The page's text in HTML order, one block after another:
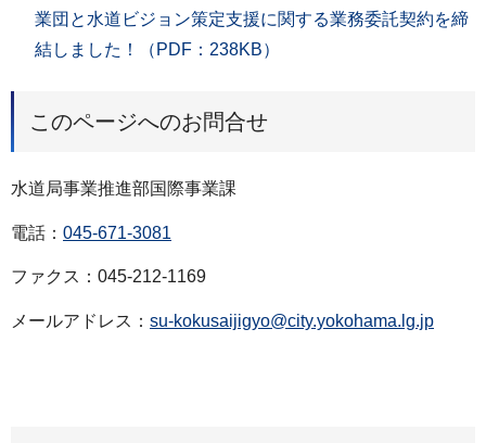
業団と水道ビジョン策定支援に関する業務委託契約を締
結しました！（PDF：238KB）
このページへのお問合せ
水道局事業推進部国際事業課
電話： 045-671-3081
ファクス：045-212-1169
メールアドレス： su-kokusaijigyo@city.yokohama.lg.jp